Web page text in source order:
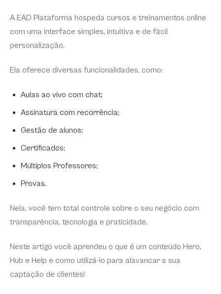
A EAD Plataforma hospeda cursos e treinamentos online
com uma interface simples, intuitiva e de fácil
personalização.
Ela oferece diversas funcionalidades, como:
Aulas ao vivo com chat;
Assinatura com recorrência;
Gestão de alunos;
Certificados;
Múltiplos Professores;
Provas.
Nela, você tem total controle sobre o seu negócio com
transparência, tecnologia e praticidade.
Neste artigo você aprendeu o que é um conteúdo Hero,
Hub e Help e como utilizá-lo para alavancar a sua
captação de clientes!